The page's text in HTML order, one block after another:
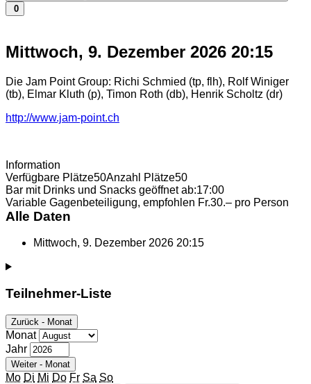
0
Mittwoch, 9. Dezember 2026 20:15
Die Jam Point Group: Richi Schmied (tp, flh), Rolf Winiger
(tb), Elmar Kluth (p), Timon Roth (db), Henrik Scholtz (dr)
http://www.jam-point.ch
Information
Verfügbare Plätze50Anzahl Plätze50
Bar mit Drinks und Snacks geöffnet ab:17:00
Variable Gagenbeteiligung, empfohlen Fr.30.– pro Person
Alle Daten
Mittwoch, 9. Dezember 2026 20:15
Teilnehmer-Liste
Zurück - Monat
Monat
Jahr
Weiter - Monat
Mo Di Mi Do Fr Sa So